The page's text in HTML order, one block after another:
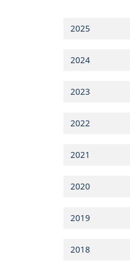
2025
2024
2023
2022
2021
2020
2019
2018